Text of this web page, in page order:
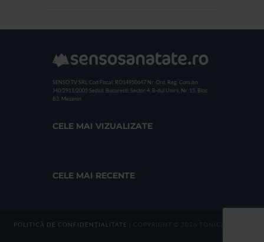
SENSO TV SRL Cod Fiscal: RO14950647 Nr. Ord. Reg. Com./an:
J40/2911/2005 Sediul: Bucuresti, Sector 4, B-dul Unirii, Nr. 15, Bloc
B3, Mezanin
CELE MAI VIZUALIZATE
CELE MAI RECENTE
POLITICĂ DE CONFIDENȚIALITATE | COPYRIGHT © 2026 TONICA GROUP